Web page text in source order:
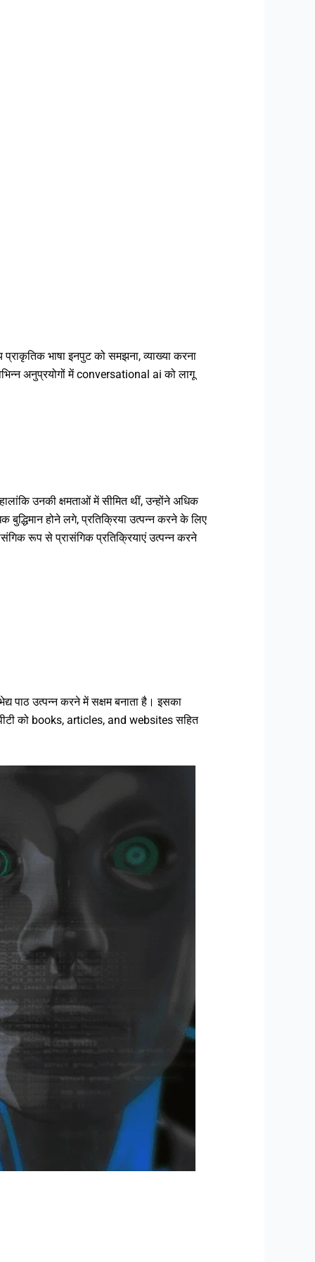
भाषा इनपुट को समझना, व्याख्या करना
अनुप्रयोगों में conversational ai को लागू
उनकी क्षमताओं में सीमित थीं, उन्होंने अधिक
होने लगे, प्रतिक्रिया उत्पन्न करने के लिए
रूप से प्रासंगिक प्रतिक्रियाएं उत्पन्न करने
पाठ उत्पन्न करने में सक्षम बनाता है। इसका
को books, articles, and websites सहित